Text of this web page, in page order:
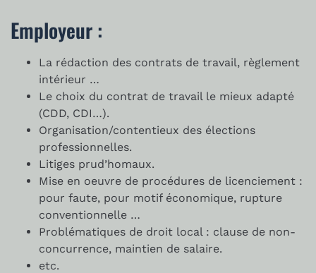
Employeur :
La rédaction des contrats de travail, règlement
intérieur …
Le choix du contrat de travail le mieux adapté
(CDD, CDI…).
Organisation/contentieux des élections
professionnelles.
Litiges prud’homaux.
Mise en oeuvre de procédures de licenciement :
pour faute, pour motif économique, rupture
conventionnelle …
Problématiques de droit local : clause de non-
concurrence, maintien de salaire.
etc.